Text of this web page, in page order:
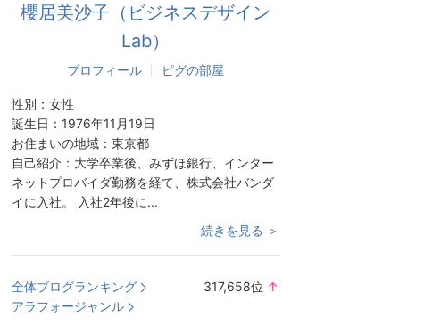
櫻居美沙子（ビジネスデザイン
Lab）
プロフィール ピグの部屋
性別： 女性
誕生日： 1976年11月19日
お住まいの地域： 東京都
自己紹介： 大学卒業後、みずほ銀行、インター
ネットプロバイダ勤務を経て、株式会社バンダ
イに入社。 入社2年後に...
続きを見る ＞
全体ブログランキング 317,658位 ↑
アラフォージャンル